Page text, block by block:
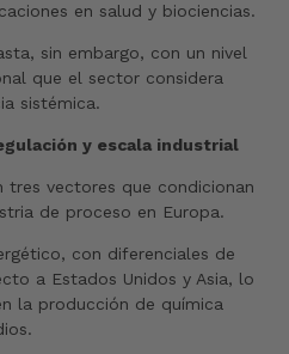
en salud y biociencias.
sin embargo, con un nivel
que el sector considera
sistémica.
y escala industrial
tres vectores que condicionan
de proceso en Europa.
con diferenciales de
a Estados Unidos y Asia, lo
la producción de química